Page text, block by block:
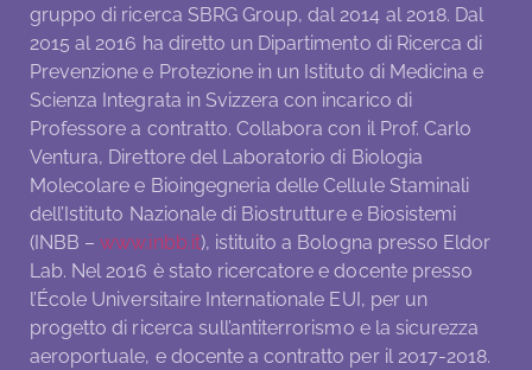
gruppo di ricerca SBRG Group, dal 2014 al 2018. Dal
2015 al 2016 ha diretto un Dipartimento di Ricerca di
Prevenzione e Protezione in un Istituto di Medicina e
Scienza Integrata in Svizzera con incarico di
Professore a contratto. Collabora con il Prof. Carlo
Ventura, Direttore del Laboratorio di Biologia
Molecolare e Bioingegneria delle Cellule Staminali
dell’Istituto Nazionale di Biostrutture e Biosistemi
(INBB –www.inbb.it), istituito a Bologna presso Eldor
Lab. Nel 2016 è stato ricercatore e docente presso
l’École Universitaire Internationale EUI, per un
progetto di ricerca sull’antiterrorismo e la sicurezza
aeroportuale, e docente a contratto per il 2017-2018.